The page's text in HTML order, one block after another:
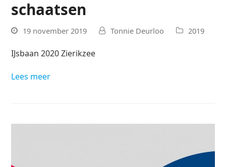
schaatsen
19 november 2019 Tonnie Deurloo 2019
IJsbaan 2020 Zierikzee
Lees meer